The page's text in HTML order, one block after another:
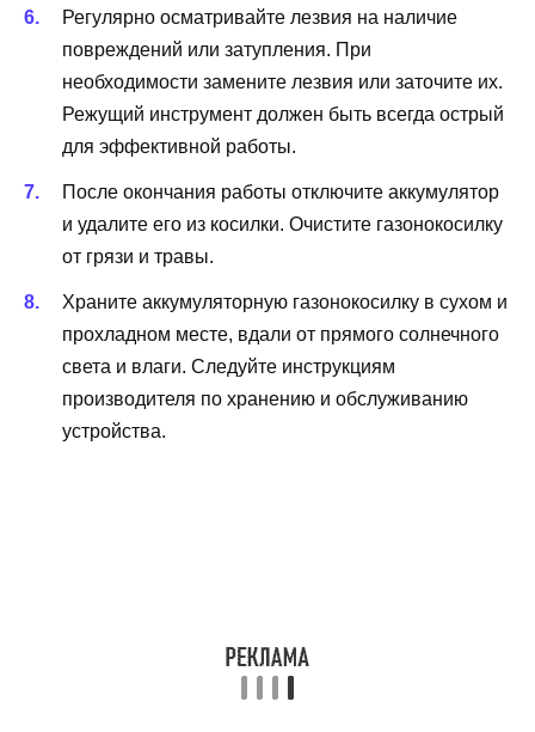
Регулярно осматривайте лезвия на наличие
повреждений или затупления. При
необходимости замените лезвия или заточите их.
Режущий инструмент должен быть всегда острый
для эффективной работы.
После окончания работы отключите аккумулятор
и удалите его из косилки. Очистите газонокосилку
от грязи и травы.
Храните аккумуляторную газонокосилку в сухом и
прохладном месте, вдали от прямого солнечного
света и влаги. Следуйте инструкциям
производителя по хранению и обслуживанию
устройства.